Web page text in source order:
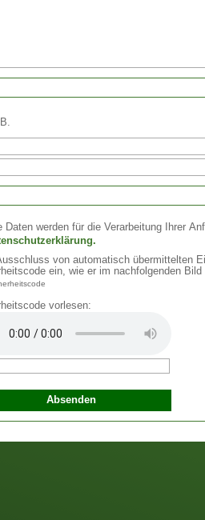
Daten werden für die Verarbeitung Ihrer
von automatisch übermittelten
ein, wie er im nachfolgenden Bild
vorlesen: